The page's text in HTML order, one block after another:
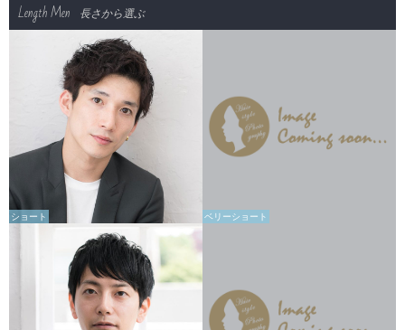
Length Men 長さから選ぶ
ショート ベリーショート